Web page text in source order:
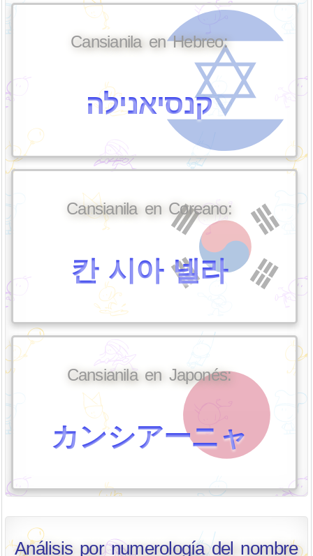
Cansianila en Hebreo:
קנסיאנילה
Cansianila en Coreano:
칸 시아 넬라
Cansianila en Japonés:
カンシアーニャ
Análisis por numerología del nombre